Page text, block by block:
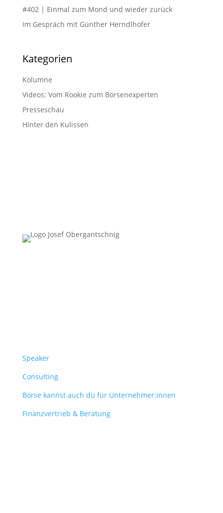
#402 | Einmal zum Mond und wieder zurück
Im Gespräch mit Günther Herndlhofer
Kategorien
Kolumne
Videos: Vom Rookie zum Börsenexperten
Presseschau
Hinter den Kulissen
Speaker
Consulting
Börse kannst auch du für Unternehmer:innen
Finanzvertrieb & Beratung